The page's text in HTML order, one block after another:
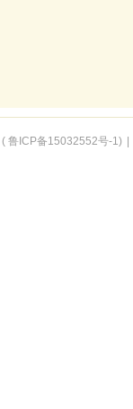
( 鲁ICP备15032552号-1)